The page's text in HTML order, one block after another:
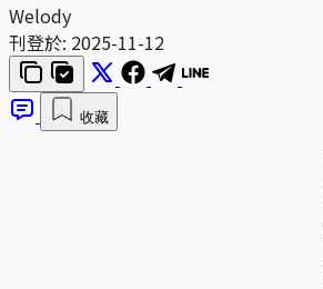
Welody
刊登於: 2025-11-12
收藏